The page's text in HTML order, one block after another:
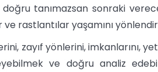
doğru tanımazsan sonraki
rastlantılar yaşamını
zayıf yönlerini, imkanlarını,
ve doğru analiz